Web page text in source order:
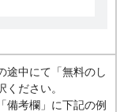
途中にて「無料のし
ださい。
備考欄」に下記の例